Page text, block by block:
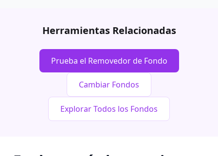
Herramientas Relacionadas
Prueba el Removedor de Fondo
Cambiar Fondos
Explorar Todos los Fondos